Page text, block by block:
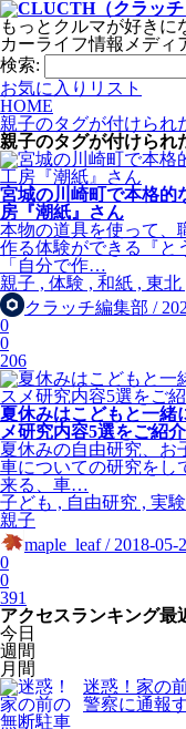
もっとクルマが好きに
カーライフ情報メディ
検索:
お気に入りリスト
HOME
親子のタグが付けられ
親子のタグが付けられ
宮城の川崎町で本格的
房『潮紙』さん
本物の道具を使って、
作る体験ができる『と
「自分で作…
親子 , 体験 , 和紙 , 東
クラッチ編集部 /
0
0
206
夏休みはこどもと一緒
メ研究内容5選をご紹
夏休みの自由研究、お
車についての研究をし
来る、車…
子ども , 自由研究 , 実
親子
maple_leaf / 2018-05-
0
0
391
アクセスランキング最
今日
週間
月間
迷惑！家の
警察に通報